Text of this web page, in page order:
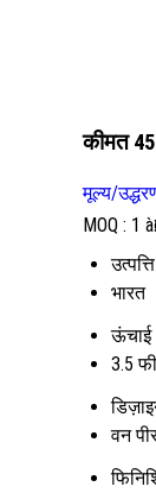
कीमत
मूल्य/
MOQ : 1
उत्पत्ति
भारत
ऊंचाई
3.5
वन